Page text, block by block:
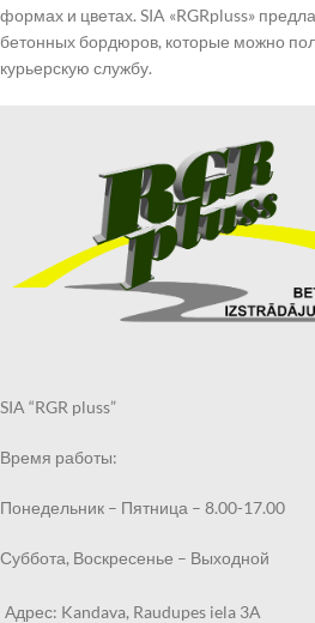
формах и цветах. SIA «RGRpluss»
бетонных бордюров, которые можно
курьерскую службу.
SIA “RGR pluss”
Время работы:
Понедельник – Пятница – 8.00-17.00
Суббота, Воскресенье – Выходной
Адрес: Kandava, Raudupes iela 3A